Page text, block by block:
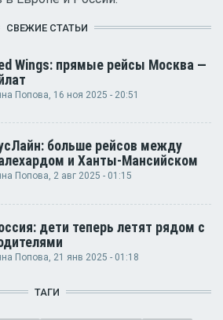
СВЕЖИЕ СТАТЬИ
Wings: прямые рейсы Москва —
Попова, 16 ноя 2025 - 20:51
больше рейсов между
и Ханты-Мансийском
Попова, 2 авг 2025 - 01:15
дети теперь летят рядом с
Попова, 21 янв 2025 - 01:18
ТАГИ